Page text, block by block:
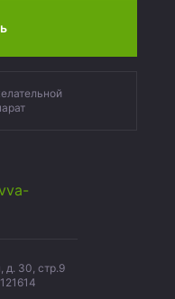
д. 30, стр.9